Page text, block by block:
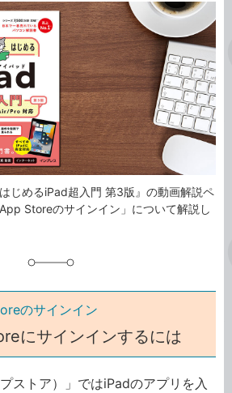
じめるiPad超入門 第3版』の動画解説ペ
Storeのサインイン」について解説し
のサインイン
にサインインするには
ストア）」ではiPadのアプリを入